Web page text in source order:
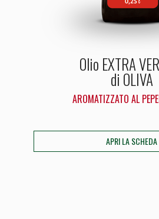
Olio EXTRA
di OLIVA
AROMATIZZATO AL
APRI LA SCHEDA